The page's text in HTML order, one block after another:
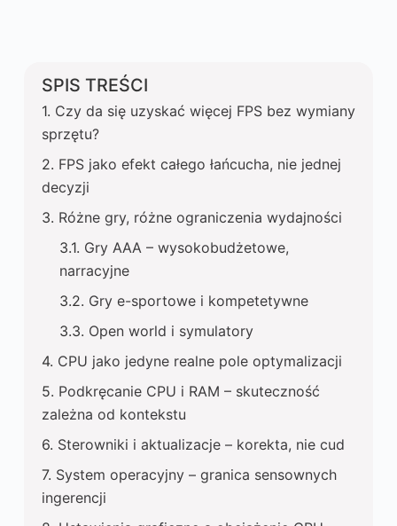
SPIS TREŚCI
Czy da się uzyskać więcej FPS bez wymiany
sprzętu?
FPS jako efekt całego łańcucha, nie jednej
decyzji
Różne gry, różne ograniczenia wydajności
Gry AAA – wysokobudżetowe,
narracyjne
Gry e-sportowe i kompetetywne
Open world i symulatory
CPU jako jedyne realne pole optymalizacji
Podkręcanie CPU i RAM – skuteczność
zależna od kontekstu
Sterowniki i aktualizacje – korekta, nie cud
System operacyjny – granica sensownych
ingerencji